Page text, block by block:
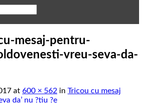
mesaj-pentru-
vreu-seva-da-
at 600 × 562 in Tricou cu mesaj
da’ nu ?tiu ?e